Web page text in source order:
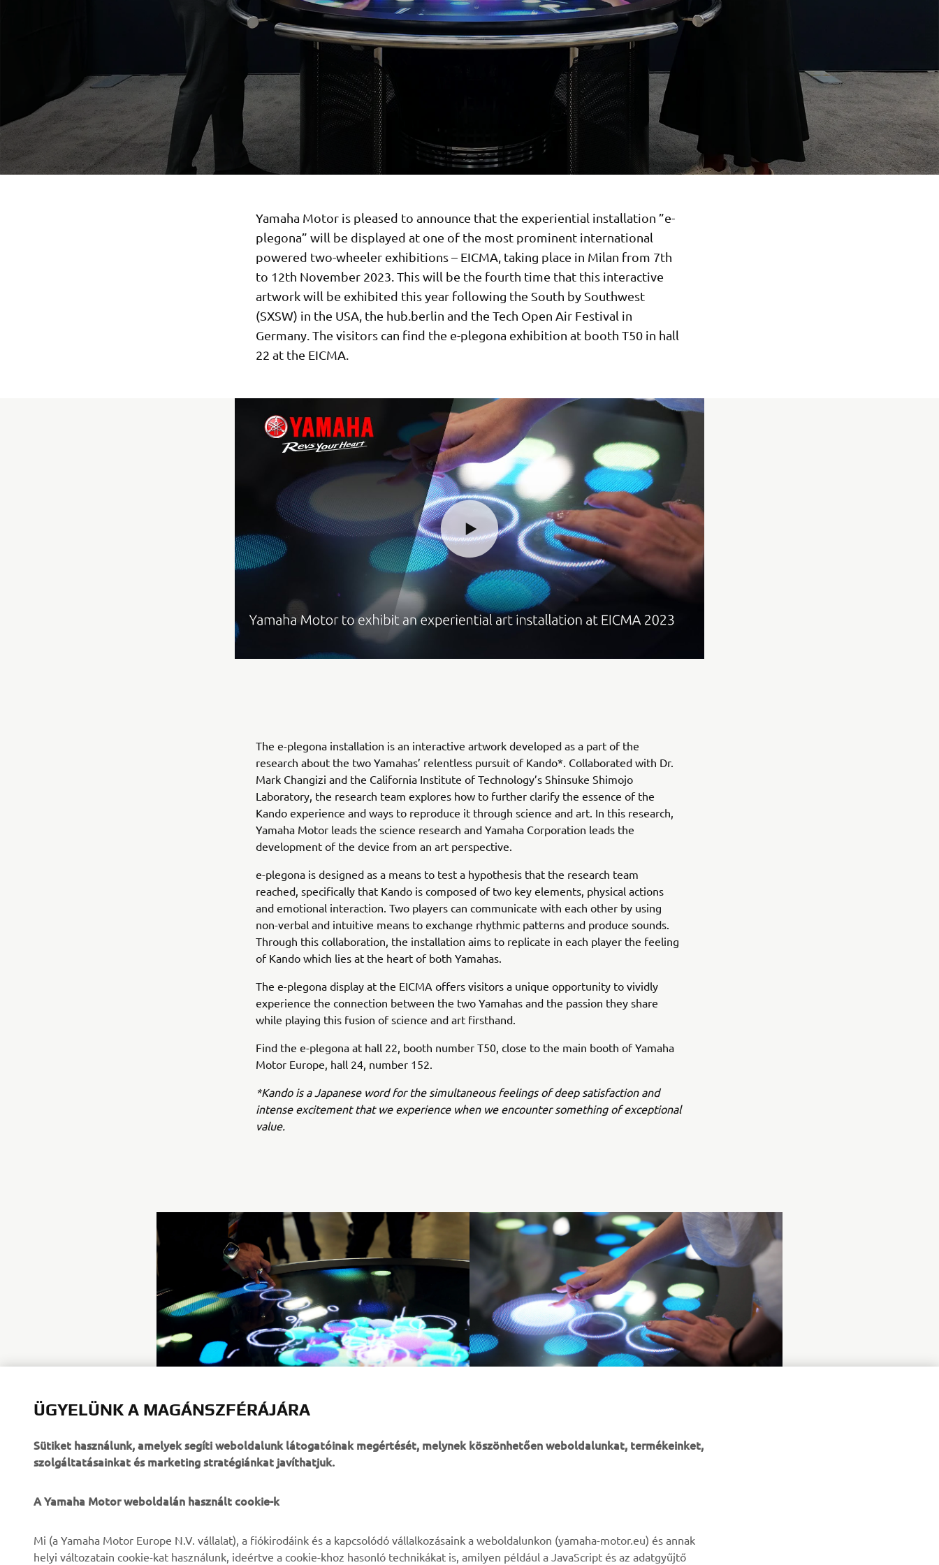
Yamaha Motor is pleased to announce that the experiential installation ”e-
plegona” will be displayed at one of the most prominent international
powered two-wheeler exhibitions – EICMA, taking place in Milan from 7th
to 12th November 2023. This will be the fourth time that this interactive
artwork will be exhibited this year following the South by Southwest
(SXSW) in the USA, the hub.berlin and the Tech Open Air Festival in
Germany. The visitors can find the e-plegona exhibition at booth T50 in hall
22 at the EICMA.
The e-plegona installation is an interactive artwork developed as a part of the
research about the two Yamahas’ relentless pursuit of Kando*. Collaborated with Dr.
Mark Changizi and the California Institute of Technology’s Shinsuke Shimojo
Laboratory, the research team explores how to further clarify the essence of the
Kando experience and ways to reproduce it through science and art. In this research,
Yamaha Motor leads the science research and Yamaha Corporation leads the
development of the device from an art perspective.
e-plegona is designed as a means to test a hypothesis that the research team
reached, specifically that Kando is composed of two key elements, physical actions
and emotional interaction. Two players can communicate with each other by using
non-verbal and intuitive means to exchange rhythmic patterns and produce sounds.
Through this collaboration, the installation aims to replicate in each player the feeling
of Kando which lies at the heart of both Yamahas.
The e-plegona display at the EICMA offers visitors a unique opportunity to vividly
experience the connection between the two Yamahas and the passion they share
while playing this fusion of science and art firsthand.
Find the e-plegona at hall 22, booth number T50, close to the main booth of Yamaha
Motor Europe, hall 24, number 152.
*Kando is a Japanese word for the simultaneous feelings of deep satisfaction and
intense excitement that we experience when we encounter something of exceptional
value.
Legyél az elsők között, aki a legújabb ajánlatokról, különleges
ÜGYELÜNK A MAGÁNSZFÉRÁJÁRA
Sütiket használunk, amelyek segíti weboldalunk látogatóinak megértését, melynek köszönhetően weboldalunkat, termékeinket,
szolgáltatásainkat és marketing stratégiánkat javíthatjuk.
A Yamaha Motor weboldalán használt cookie-k
Mi (a Yamaha Motor Europe N.V. vállalat), a fiókirodáink és a kapcsolódó vállalkozásaink a weboldalunkon (yamaha-motor.eu) és annak
helyi változatain cookie-kat használunk, ideértve a cookie-khoz hasonló technikákat is, amilyen például a JavaScript és az adatgyűjtő